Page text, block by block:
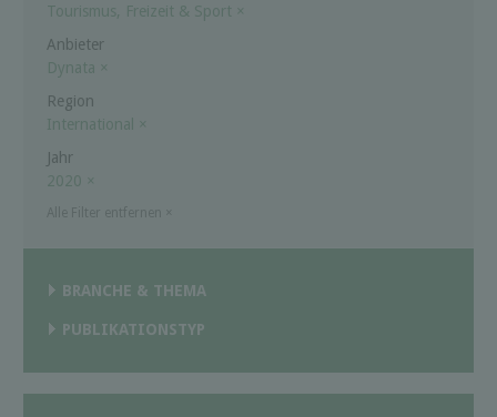
Tourismus, Freizeit & Sport ×
Anbieter
Dynata ×
Region
International
×
Jahr
2020 ×
BRANCHE & THEMA
PUBLIKATIONSTYP